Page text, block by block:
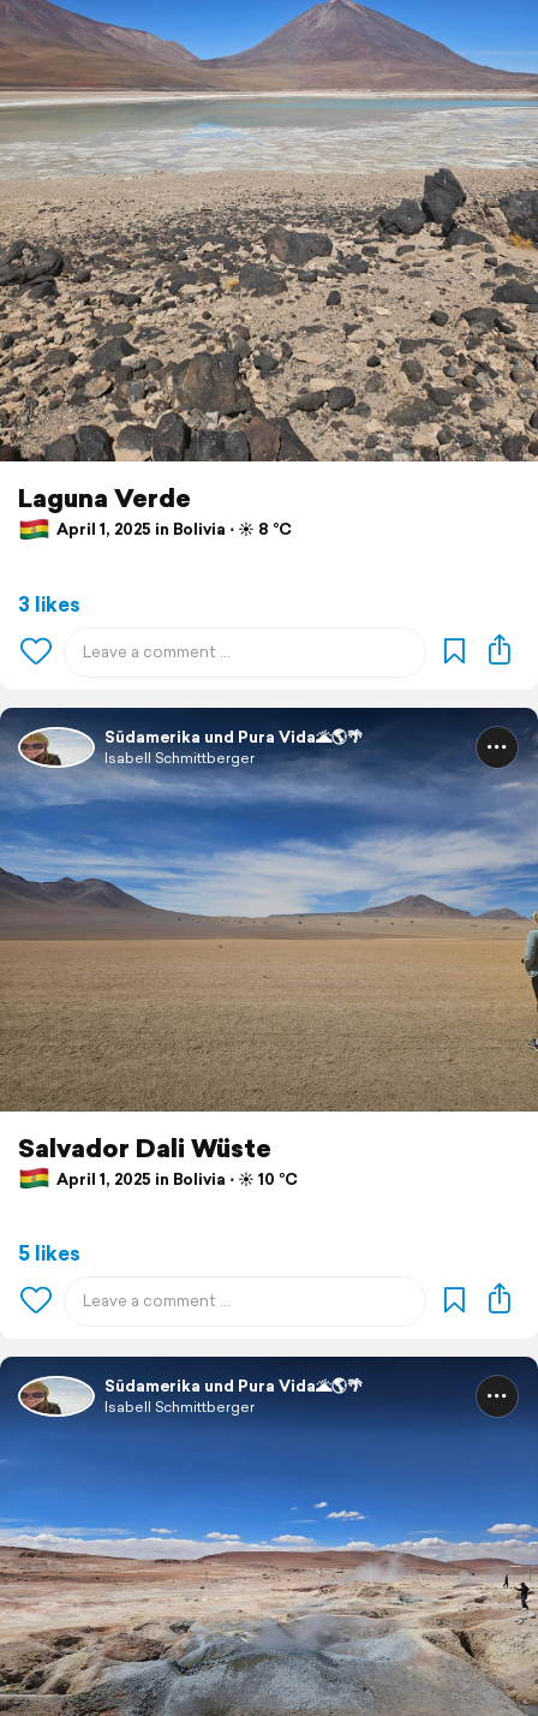
Laguna Verde
April 1, 2025 in Bolivia ⋅ ☀️ 8 °C
3 likes
Südamerika und Pura Vida🌋🌎🌴
Isabell Schmittberger
Salvador Dali Wüste
April 1, 2025 in Bolivia ⋅ ☀️ 10 °C
5 likes
Südamerika und Pura Vida🌋🌎🌴
Isabell Schmittberger